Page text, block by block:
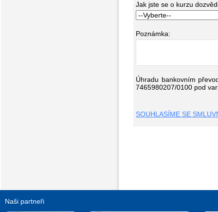
Jak jste se o kurzu
Poznámka:
Úhradu bankovním
7465980207/0100 pod
SOUHLASÍME SE
Naši partneři